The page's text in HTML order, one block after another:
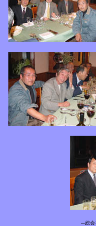
─総会